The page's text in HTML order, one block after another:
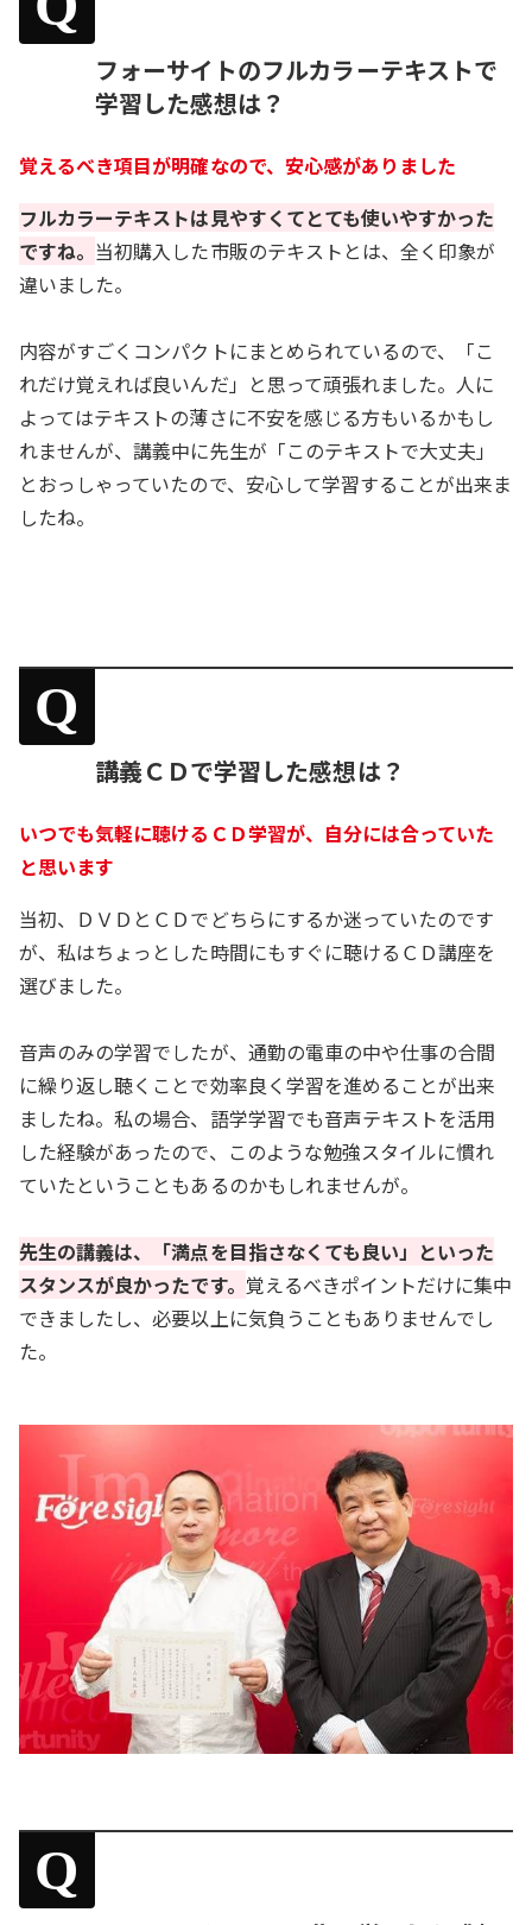
フォーサイトのフルカラーテキストで
学習した感想は？
覚えるべき項目が明確なので、安心感がありました
フルカラーテキストは見やすくてとても使いやすかった
ですね。 当初購入した市販のテキストとは、全く印象が
違いました。
内容がすごくコンパクトにまとめられているので、「こ
れだけ覚えれば良いんだ」と思って頑張れました。人に
よってはテキストの薄さに不安を感じる方もいるかもし
れませんが、講義中に先生が「このテキストで大丈夫」
とおっしゃっていたので、安心して学習することが出来ま
したね。
Q
講義ＣＤで学習した感想は？
いつでも気軽に聴けるＣＤ学習が、自分には合っていた
と思います
当初、ＤＶＤとＣＤでどちらにするか迷っていたのです
が、私はちょっとした時間にもすぐに聴けるＣＤ講座を
選びました。
音声のみの学習でしたが、通勤の電車の中や仕事の合間
に繰り返し聴くことで効率良く学習を進めることが出来
ましたね。私の場合、語学学習でも音声テキストを活用
した経験があったので、このような勉強スタイルに慣れ
ていたということもあるのかもしれませんが。
先生の講義は、「満点を目指さなくても良い」といった
スタンスが良かったです。 覚えるべきポイントだけに集中
できましたし、必要以上に気負うこともありませんでし
た。
Q